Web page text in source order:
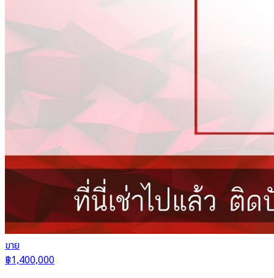
ขาย
฿1,400,000